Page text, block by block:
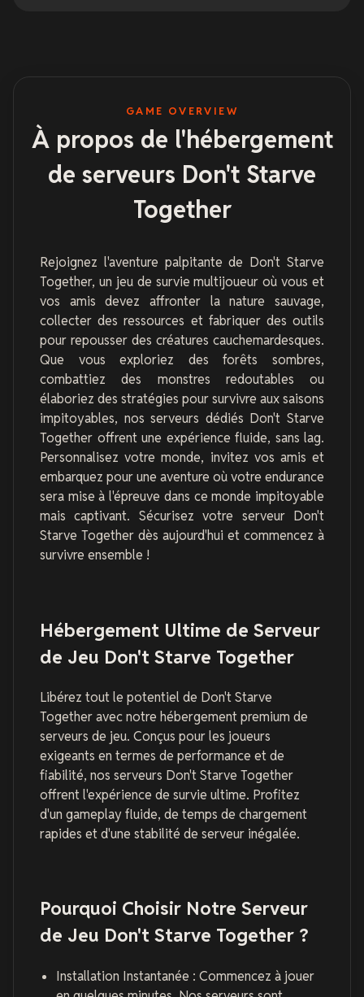
GAME OVERVIEW
À propos de l'hébergement
de serveurs Don't Starve
Together
Rejoignez l'aventure palpitante de Don't Starve
Together, un jeu de survie multijoueur où vous et
vos amis devez affronter la nature sauvage,
collecter des ressources et fabriquer des outils
pour repousser des créatures cauchemardesques.
Que vous exploriez des forêts sombres,
combattiez des monstres redoutables ou
élaboriez des stratégies pour survivre aux saisons
impitoyables, nos serveurs dédiés Don't Starve
Together offrent une expérience fluide, sans lag.
Personnalisez votre monde, invitez vos amis et
embarquez pour une aventure où votre endurance
sera mise à l'épreuve dans ce monde impitoyable
mais captivant. Sécurisez votre serveur Don't
Starve Together dès aujourd'hui et commencez à
survivre ensemble !
Hébergement Ultime de Serveur
de Jeu Don't Starve Together
Libérez tout le potentiel de Don't Starve
Together avec notre hébergement premium de
serveurs de jeu. Conçus pour les joueurs
exigeants en termes de performance et de
fiabilité, nos serveurs Don't Starve Together
offrent l'expérience de survie ultime. Profitez
d'un gameplay fluide, de temps de chargement
rapides et d'une stabilité de serveur inégalée.
Pourquoi Choisir Notre Serveur
de Jeu Don't Starve Together ?
Installation Instantanée : Commencez à jouer